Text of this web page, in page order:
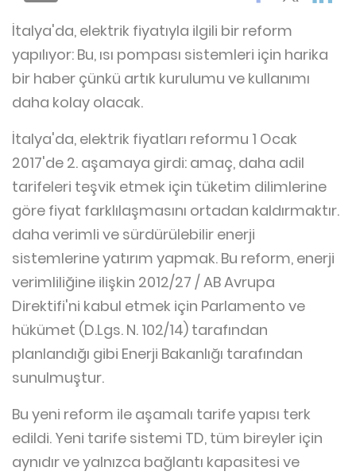
İtalya'da, elektrik fiyatıyla ilgili bir reform
yapılıyor: Bu, ısı pompası sistemleri için harika
bir haber çünkü artık kurulumu ve kullanımı
daha kolay olacak.
İtalya'da, elektrik fiyatları reformu 1 Ocak
2017'de 2. aşamaya girdi: amaç, daha adil
tarifeleri teşvik etmek için tüketim dilimlerine
göre fiyat farklılaşmasını ortadan kaldırmaktır.
daha verimli ve sürdürülebilir enerji
sistemlerine yatırım yapmak. Bu reform, enerji
verimliliğine ilişkin 2012/27 / AB Avrupa
Direktifi'ni kabul etmek için Parlamento ve
hükümet (D.Lgs. N. 102/14) tarafından
planlandığı gibi Enerji Bakanlığı tarafından
sunulmuştur.
Bu yeni reform ile aşamalı tarife yapısı terk
edildi. Yeni tarife sistemi TD, tüm bireyler için
aynıdır ve yalnızca bağlantı kapasitesi ve